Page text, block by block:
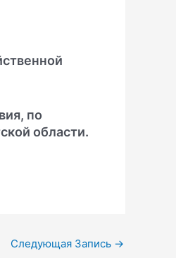
по
области.
Следующая Запись →